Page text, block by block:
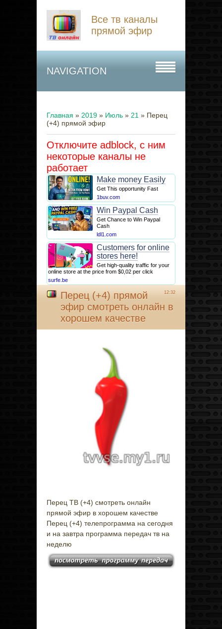
Все тв каналы
прямой эфир
NAVIGATION
Главная » 2019 » Июль » 21 » Перец
(+4) прямой эфир
Отключите adblock, с ним
некоторые каналы не
работает
Make money Easily
Get This opportunity Fast
1buv.com
Win Paypal Cash
Get Chance to Win Paypal
Cash
ldl1.com
Customers for online
stores here!
Get high-quality traffic for your
online store at the price from $0,02 per click
surfe.be
12:32
Перец (+4) прямой
эфир смотреть онлайн в
хорошем качестве
Перец ТВ (+4) смотреть онлайн
прямой эфир в хорошем качестве
Перец (+4) телепрограмма на сегодня
и на завтра программа передач тв на
неделю